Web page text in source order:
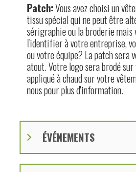
Patch:Vous avez choisi un
tissu spécial qui ne peut être
sérigraphie ou la broderie mais
l'identifier à votre entreprise,
ou votre équipe? La patch sera
atout. Votre logo sera brodé
appliqué à chaud sur votre
nous pour plus d'information.
ÉVÉNEMENTS